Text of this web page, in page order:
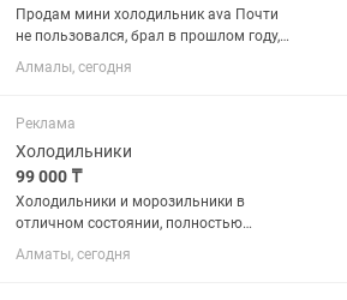
Продам мини холодильник ava Почти
не пользовался, брал в прошлом году,
включался пару раз, все остальное
время стоит так Из минусов есть пару
работу не влияет
Алмалы, сегодня
Реклама
Холодильники
99 000 ₸
Холодильники и морозильники в
отличном состоянии, полностью
рабочие, все чистые ухожэные как на
фото, на каждый холодильник дам
Алматы, сегодня